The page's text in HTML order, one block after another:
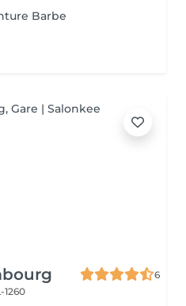
Barbe
6
1260